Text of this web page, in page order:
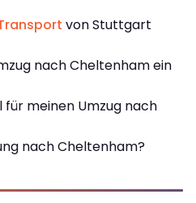
von Stuttgart
nach Cheltenham ein
meinen Umzug nach
nach Cheltenham?